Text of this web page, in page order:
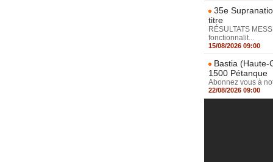
35e
titre
RÉSULTATS
fonctionnalit...
15/08/2026 09:00
Bastia (Haute-
1500 Pétanque
Abonnez vous à
22/08/2026 09:00